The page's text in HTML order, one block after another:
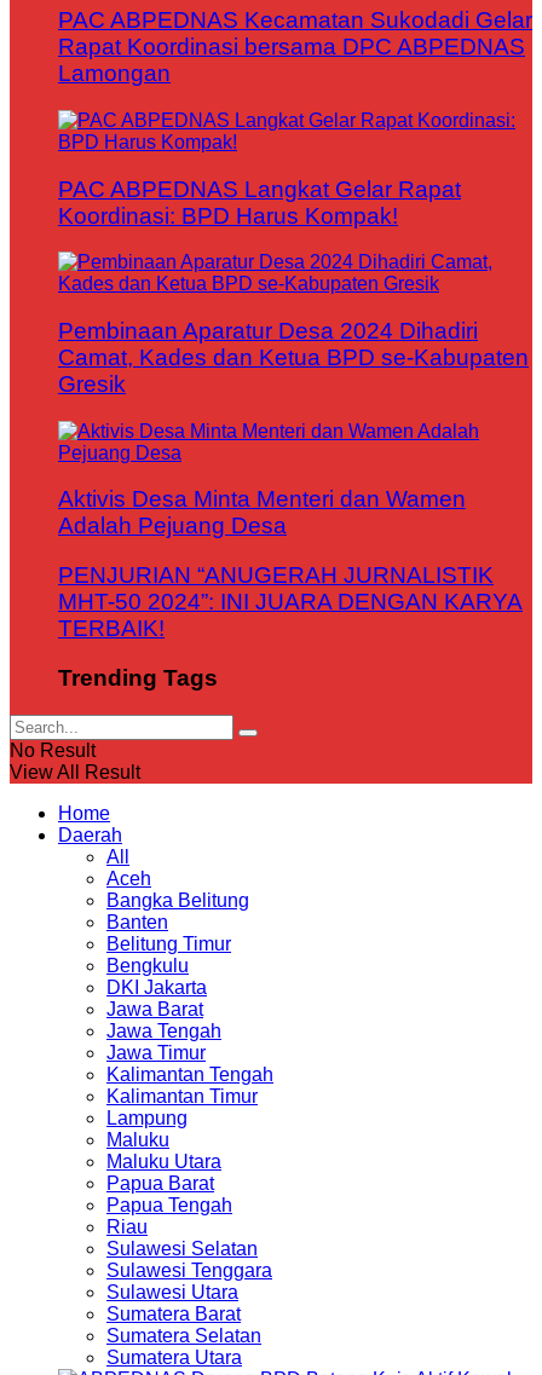
PAC ABPEDNAS Kecamatan Sukodadi Gelar
Rapat Koordinasi bersama DPC ABPEDNAS
Lamongan
PAC ABPEDNAS Langkat Gelar Rapat
Koordinasi: BPD Harus Kompak!
Pembinaan Aparatur Desa 2024 Dihadiri
Camat, Kades dan Ketua BPD se-Kabupaten
Gresik
Aktivis Desa Minta Menteri dan Wamen
Adalah Pejuang Desa
PENJURIAN “ANUGERAH JURNALISTIK
MHT-50 2024”: INI JUARA DENGAN KARYA
TERBAIK!
Trending Tags
No Result
View All Result
Home
Daerah
All
Aceh
Bangka Belitung
Banten
Belitung Timur
Bengkulu
DKI Jakarta
Jawa Barat
Jawa Tengah
Jawa Timur
Kalimantan Tengah
Kalimantan Timur
Lampung
Maluku
Maluku Utara
Papua Barat
Papua Tengah
Riau
Sulawesi Selatan
Sulawesi Tenggara
Sulawesi Utara
Sumatera Barat
Sumatera Selatan
Sumatera Utara